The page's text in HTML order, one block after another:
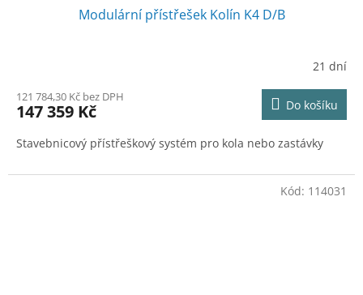
R
M
A
Modulární přístřešek Kolín K4 D/B
21 dní
121 784,30 Kč bez DPH
147 359 Kč Do košíku
Stavebnicový přístřeškový systém pro kola nebo zastávky
Kód: 114031